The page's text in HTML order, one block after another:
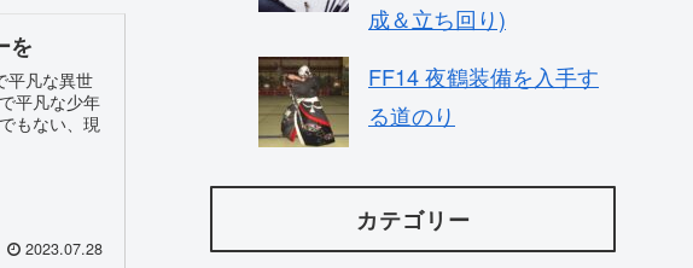
を
平凡な異世
平凡な少年
もない、現
2023.07.28
成＆立ち回り)
FF14 夜鶴装備を入手す
る道のり
カテゴリー